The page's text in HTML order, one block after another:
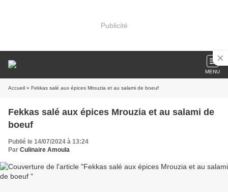
Publicité
MENU
Accueil » Fekkas salé aux épices Mrouzia et au salami de boeuf
Fekkas salé aux épices Mrouzia et au salami de
boeuf
Publié le 14/07/2024 à 13:24
Par Culinaire Amoula